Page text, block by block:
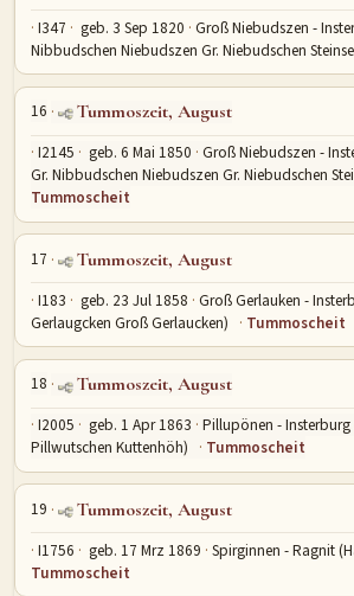
I347 geb. 3 Sep 1820 Groß Niebudszen -
Nibbudschen Niebudszen Gr. Niebudschen
16 Tummoszeit, August
I2145 geb. 6 Mai 1850 Groß Niebudszen -
Gr. Nibbudschen Niebudszen Gr. Niebudschen
Tummoscheit
17 Tummoszeit, August
I183 geb. 23 Jul 1858 Groß Gerlauken -
Gerlaugcken Groß Gerlaucken)
Tummoscheit
18 Tummoszeit, August
I2005 geb. 1 Apr 1863 Pillupönen -
Pillwutschen Kuttenhöh)
Tummoscheit
19 Tummoszeit, August
I1756 geb. 17 Mrz 1869 Spirginnen - Ragnit
Tummoscheit